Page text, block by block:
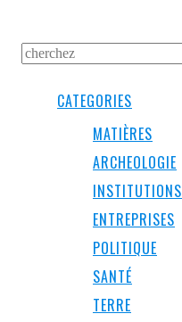
CATEGORIES
MATIÈRES
ARCHEOLOGIE
INSTITUTIONS
ENTREPRISES
POLITIQUE
SANTÉ
TERRE